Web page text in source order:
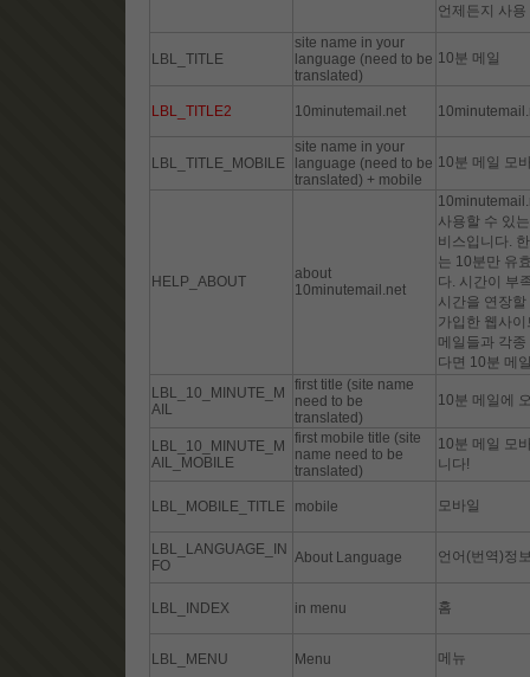
언제든지 사
LBL_TITLE
site name in your
language (need to be
translated)
10분 메일
LBL_TITLE2 10minutemail.net
LBL_TITLE_MOBILE
site name in your
language (need to be
translated) + mobile
10분 메일 모
HELP_ABOUT
about
10minutemail.net
사용할 수 있
비스입니다.
는 10분만 유
다. 시간이 부
시간을 연장
가입한 웹사
메일들과 각
다면 10분 메
LBL_10_MINUTE_M
AIL
first title (site name
need to be
translated)
10분 메일에
LBL_10_MINUTE_M
AIL_MOBILE
first mobile title (site
name need to be
translated)
10분 메일 모
니다!
LBL_MOBILE_TITLE mobile 모바일
LBL_LANGUAGE_IN
FO
About Language 언어(번역)정
LBL_INDEX in menu 홈
LBL_MENU Menu 메뉴